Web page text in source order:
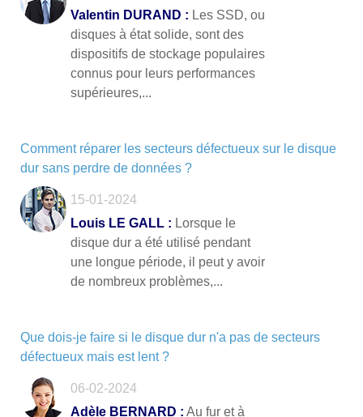
Valentin DURAND : Les SSD, ou
disques à état solide, sont des
dispositifs de stockage populaires
connus pour leurs performances
supérieures,...
Comment réparer les secteurs défectueux sur le disque
dur sans perdre de données ?
15-01-2024
Louis LE GALL : Lorsque le
disque dur a été utilisé pendant
une longue période, il peut y avoir
de nombreux problèmes,...
Que dois-je faire si le disque dur n'a pas de secteurs
défectueux mais est lent ?
06-02-2024
Adèle BERNARD : Au fur et à